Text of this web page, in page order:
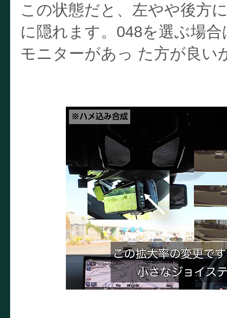
この状態だと、左やや後方
に隠れます。048を選ぶ場
モニターがあっ た方が良い